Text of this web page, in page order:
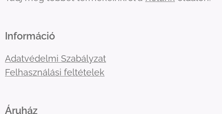
Információ
Adatvédelmi Szabályzat
Felhasználási feltételek
Áruház